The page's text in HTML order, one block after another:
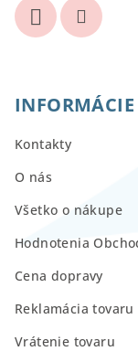
INFORMÁCIE
Kontakty
O nás
Všetko o nákupe
Hodnotenia
Cena dopravy
Reklamácia tovaru
Vrátenie tovaru